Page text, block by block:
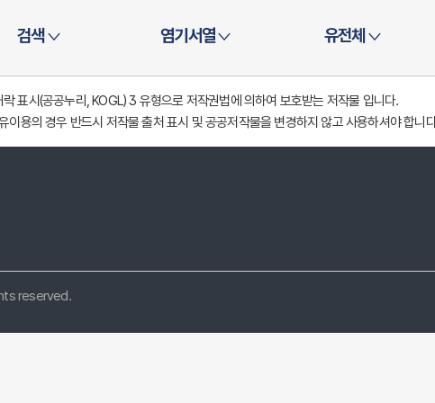
검색 염기서열 유전체
표시(공공누리, KOGL) 3 유형으로 저작권법에 의하여 보호받는 저작물 입니다.
이용의 경우 반드시 저작물 출처 표시 및 공공저작물을 변경하지 않고 사용하셔야 합니
reserved.